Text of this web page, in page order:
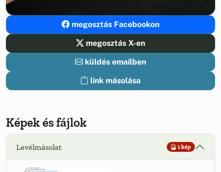
megosztás Facebookon
megosztás X-en
küldés emailben
link másolása
Képek és fájlok
Levélmásolat 1 kép